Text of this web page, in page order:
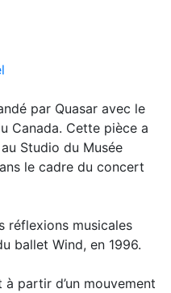
par Quasar avec le
Canada. Cette pièce a
Studio du Musée
le cadre du concert
réflexions musicales
ballet Wind, en 1996.
partir d’un mouvement